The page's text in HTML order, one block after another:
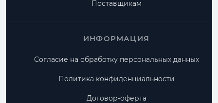
Поставщикам
ИНФОРМАЦИЯ
Согласие на обработку персональных данных
Политика конфиденциальности
Договор-оферта